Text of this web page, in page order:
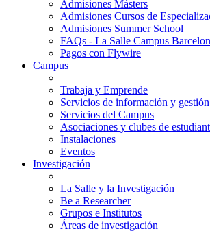
Admisiones Másters
Admisiones Cursos de
Admisiones Summer School
FAQs - La Salle Campus
Pagos con Flywire
Campus
Trabaja y Emprende
Servicios de información y
Servicios del Campus
Asociaciones y clubes de
Instalaciones
Eventos
Investigación
La Salle y la Investigación
Be a Researcher
Grupos e Institutos
Áreas de investigación